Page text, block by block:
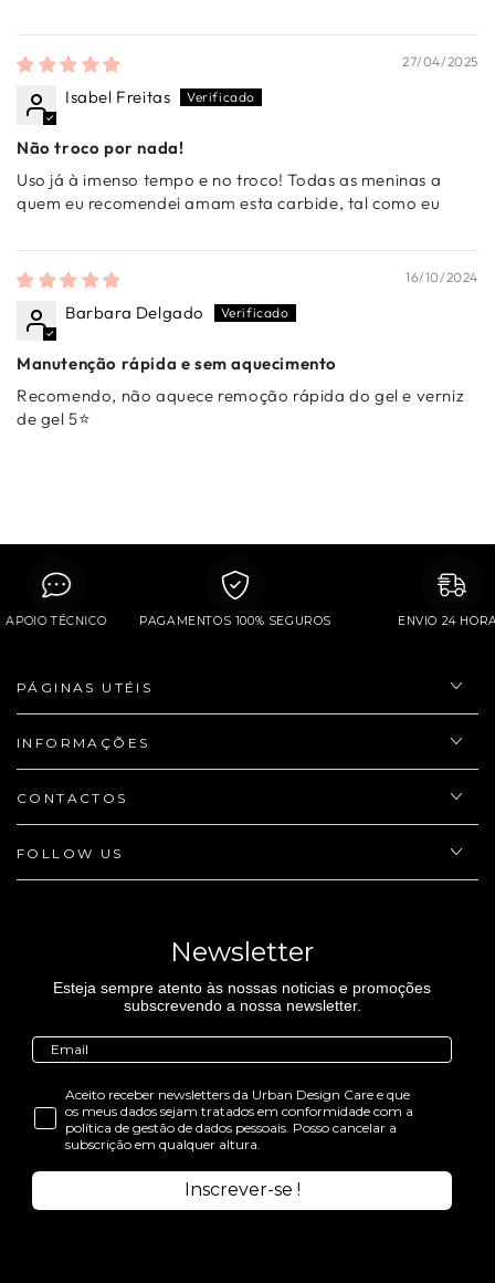
27/04/2025
Isabel Freitas
Não troco por nada!
Uso já à imenso tempo e no troco! Todas as meninas a
quem eu recomendei amam esta carbide, tal como eu
16/10/2024
Barbara Delgado
Manutenção rápida e sem aquecimento
Recomendo, não aquece remoção rápida do gel e verniz
de gel 5⭐️
APOIO TÉCNICO PAGAMENTOS 100% SEGUROS ENVIO 24
PÁGINAS UTÉIS
INFORMAÇÕES
CONTACTOS
FOLLOW US
Newsletter
Esteja sempre atento às nossas noticias e promoções
subscrevendo a nossa newsletter.
Aceito receber newsletters da Urban Design Care e que
os meus dados sejam tratados em conformidade com a
política de gestão de dados pessoais. Posso cancelar a
subscrição em qualquer altura.
Inscrever-se !